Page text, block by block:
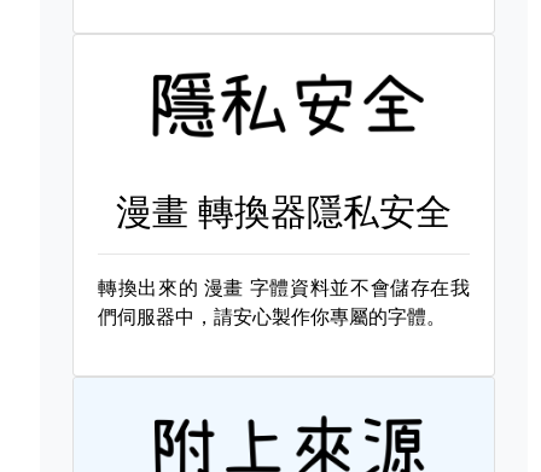
漫畫 轉換器隱私安全
轉換出來的 漫畫 字體資料並不會儲存在我
們伺服器中，請安心製作你專屬的字體。